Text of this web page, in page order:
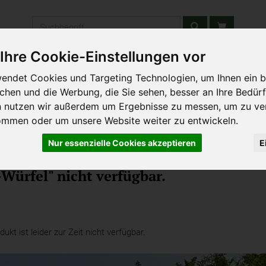
Cookie-Einstellungen vor
Cookies und Targeting Technologien, um Ihnen ein
und die Werbung, die Sie sehen, besser an Ihre
nutzen wir außerdem um Ergebnisse zu messen, um zu
oder um unsere Website weiter zu entwickeln.
Nur essenzielle Cookies akzeptieren
& Schulen Liefergebiet Wochenmarkt Unsere
nicht verfügbar.
ist leider zur Zeit nicht verfügbar.